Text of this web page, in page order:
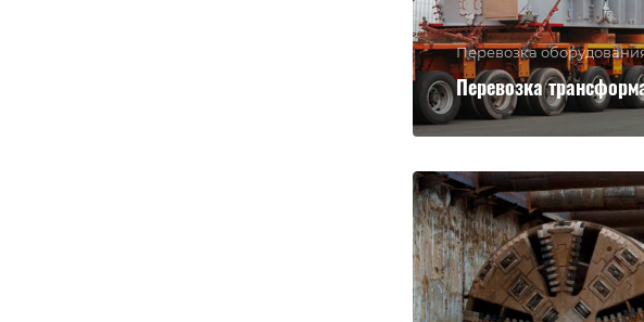
Перевозка
Перевозка